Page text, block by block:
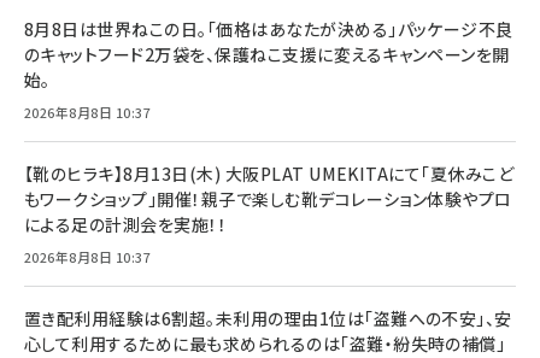
8月8日は世界ねこの日。「価格はあなたが決める」パッケージ不良
のキャットフード2万袋を、保護ねこ支援に変えるキャンペーンを開
始。
2026年8月8日 10:37
【靴のヒラキ】8月13日(木) 大阪PLAT UMEKITAにて「夏休みこど
もワークショップ」開催！親子で楽しむ靴デコレーション体験やプロ
による足の計測会を実施！！
2026年8月8日 10:37
置き配利用経験は6割超。未利用の理由1位は「盗難への不安」、安
心して利用するために最も求められるのは「盗難・紛失時の補償」